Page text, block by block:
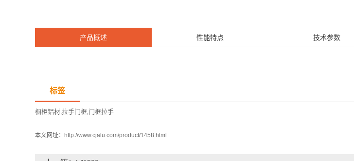
产品概述 性能特点 技术参数
标签
橱柜铝材,拉手门框,门框拉手
本文网址： http://www.cjalu.com/product/1458.html